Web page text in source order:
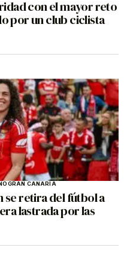
con el mayor reto
por un club ciclista
GRAN CANARIA
se retira del fútbol a
lastrada por las